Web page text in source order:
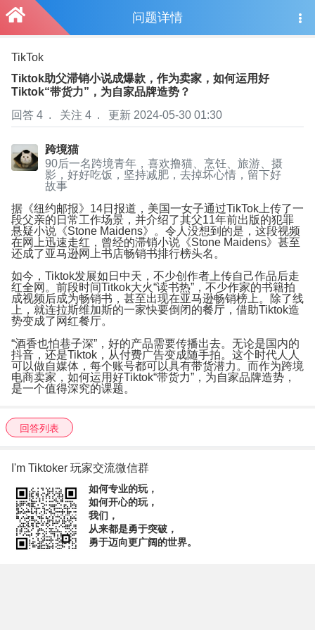
问题详情
TikTok
Tiktok助父滞销小说成爆款，作为卖家，如何运用好
Tiktok“带货力”，为自家品牌造势？
回答 4 . 关注 4 . 更新 2024-05-30 01:30
跨境猫
90后一名跨境青年，喜欢撸猫、烹饪、旅游、摄
影，好好吃饭，坚持减肥，去掉坏心情，留下好
故事
据《纽约邮报》14日报道，美国一女子通过TikTok上传了一
段父亲的日常工作场景，并介绍了其父11年前出版的犯罪
悬疑小说《Stone Maidens》。令人没想到的是，这段视频
在网上迅速走红，曾经的滞销小说《Stone Maidens》甚至
还成了亚马逊网上书店畅销书排行榜头名。
如今，Tiktok发展如日中天，不少创作者上传自己作品后走
红全网。前段时间Titkok大火“读书热”，不少作家的书籍拍
成视频后成为畅销书，甚至出现在亚马逊畅销榜上。除了线
上，就连拉斯维加斯的一家快要倒闭的餐厅，借助Tiktok造
势变成了网红餐厅。
“酒香也怕巷子深”，好的产品需要传播出去。无论是国内的
抖音，还是Tiktok，从付费广告变成随手拍。这个时代人人
可以做自媒体，每个账号都可以具有带货潜力。而作为跨境
电商卖家，如何运用好Tiktok“带货力”，为自家品牌造势，
是一个值得深究的课题。
回答列表
I'm Tiktoker 玩家交流微信群
如何专业的玩，
如何开心的玩，
我们，
从来都是勇于突破，
勇于迈向更广阔的世界。